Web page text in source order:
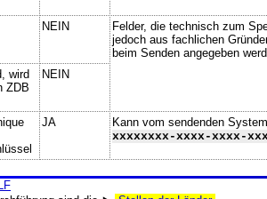
NEIN
Felder, die technisch zum
jedoch aus fachlichen
beim Senden angegeben
wird
ZDB
NEIN
JA
Kann vom sendenden
xxxxxxxx-xxxx-xxxx-